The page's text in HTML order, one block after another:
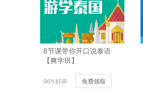
8节课带你开口说泰语
【爽学班】
96%好评 免费领取